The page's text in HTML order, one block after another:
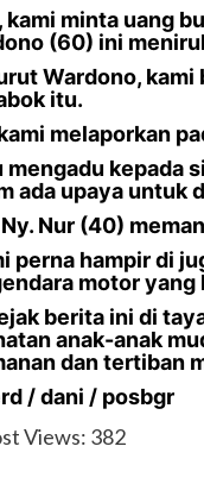
kami minta uang
(60) ini
Wardono, kami
itu.
melaporkan
mengadu kepada
ada upaya untuk
Nur (40)
perna hampir di
motor yang
berita ini di
anak-anak
dan tertiban
/ dani / posbgr
Views: 382